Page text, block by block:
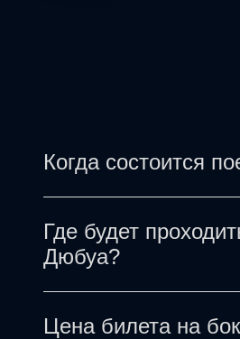
Когда состоится
21 сентября 2024
Даниелем Дюбуа.
Где будет
Дюбуа?
Боксерский
Цена билета на